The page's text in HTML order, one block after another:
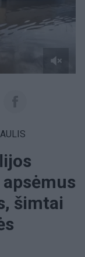
šimtai